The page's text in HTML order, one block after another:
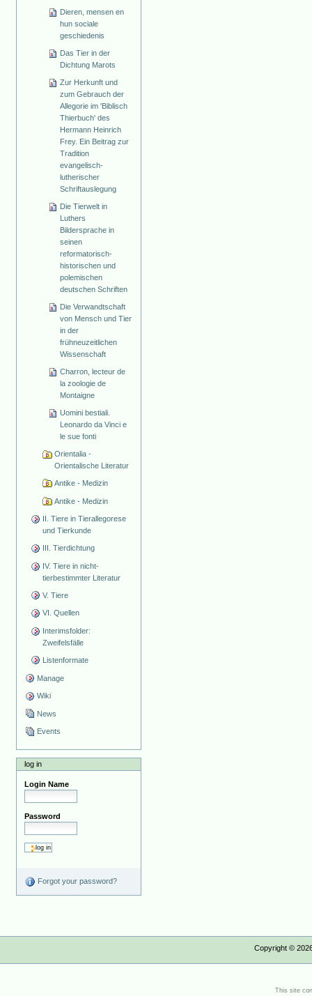
Dieren, mensen en
hun sociale
geschiedenis
Das Tier in der
Dichtung Marots
Zur Herkunft und
zum Gebrauch der
Allegorie im 'Biblisch
Thierbuch' des
Hermann Heinrich
Frey. Ein Beitrag zur
Tradition
evangelisch-
lutherischer
Schriftauslegung
Die Tierwelt in
Luthers
Bildersprache in
seinen
reformatorisch-
historischen und
polemischen
deutschen Schriften
Die Verwandtschaft
von Mensch und Tier
in der
frühneuzeitlichen
Wissenschaft
Charron, lecteur de
la zoologie de
Montaigne
Uomini bestiali.
Leonardo da Vinci e
le sue fonti
Orientalia -
Orientalische Literatur
Antike - Medizin
Antike - Medizin
II. Tiere in Tierallegorese
und Tierkunde
III. Tierdichtung
IV. Tiere in nicht-
tierbestimmter Literatur
V. Tiere
VI. Quellen
Interimsfolder:
Zweifelsfälle
Listenformate
Manage
Wiki
News
Events
log in
Login Name
Password
Forgot your password?
Copyright ©
This site